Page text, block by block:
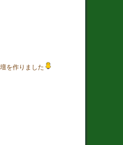
を作りました